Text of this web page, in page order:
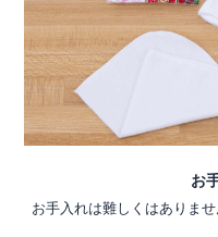
お
お手入れは難しくはありま